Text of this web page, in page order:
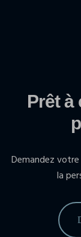
Prêt à
Demandez
la